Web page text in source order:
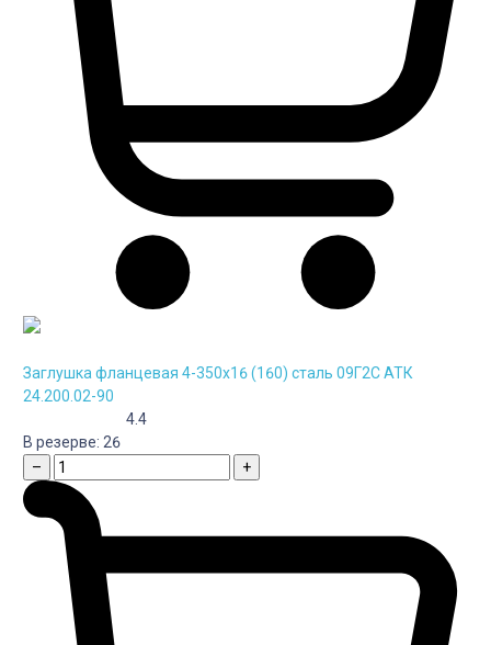
Заглушка фланцевая 4-350х16 (160) сталь 09Г2С АТК
24.200.02-90
4.4
В резерве: 26
–
+